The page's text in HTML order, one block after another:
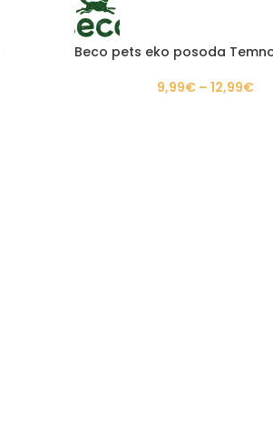
Beco pets eko posoda
9,99€ – 12,99€